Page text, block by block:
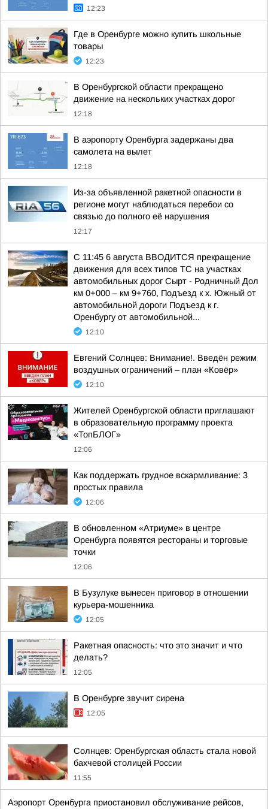
12:23
Где в Оренбурге можно купить школьные
товары
12:23
В Оренбургской области прекращено
движение на нескольких участках дорог
12:18
В аэропорту Оренбурга задержаны два
самолета на вылет
12:18
Из-за объявленной ракетной опасности в
регионе могут наблюдаться перебои со
связью до полного её нарушения
12:17
С 11:45 6 августа ВВОДИТСЯ прекращение
движения для всех типов ТС на участках
автомобильных дорог Сырт - Родничный Дол
км 0+000 – км 9+760, Подъезд к х. Южный от
автомобильной дороги Подъезд к г.
Оренбургу от автомобильной...
12:10
Евгений Солнцев: Внимание!. Введён режим
воздушных ограничений – план «Ковёр»
12:10
Жителей Оренбургской области приглашают
в образовательную программу проекта
«ТопБЛОГ»
12:06
Как поддержать грудное вскармливание: 3
простых правила
12:06
В обновленном «Атриуме» в центре
Оренбурга появятся рестораны и торговые
точки
12:06
В Бузулуке вынесен приговор в отношении
курьера-мошенника
12:05
Ракетная опасность: что это значит и что
делать?
12:05
В Оренбурге звучит сирена
12:05
Солнцев: Оренбургская область стала новой
бахчевой столицей России
11:55
Аэропорт Оренбурга приостановил обслуживание рейсов,